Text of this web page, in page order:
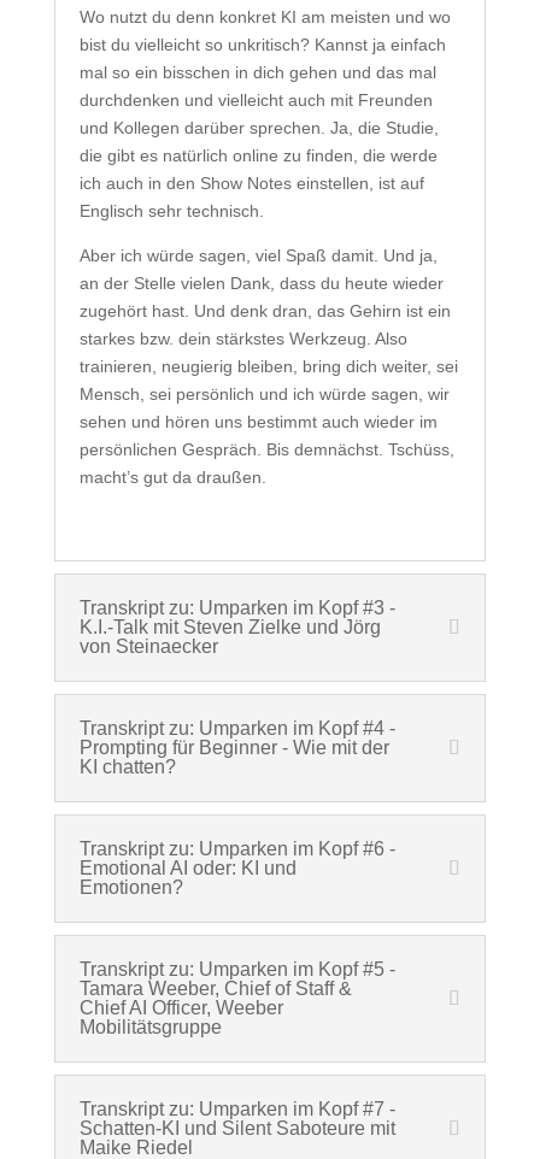
Wo nutzt du denn konkret KI am meisten und wo
bist du vielleicht so unkritisch? Kannst ja einfach
mal so ein bisschen in dich gehen und das mal
durchdenken und vielleicht auch mit Freunden
und Kollegen darüber sprechen. Ja, die Studie,
die gibt es natürlich online zu finden, die werde
ich auch in den Show Notes einstellen, ist auf
Englisch sehr technisch.
Aber ich würde sagen, viel Spaß damit. Und ja,
an der Stelle vielen Dank, dass du heute wieder
zugehört hast. Und denk dran, das Gehirn ist ein
starkes bzw. dein stärkstes Werkzeug. Also
trainieren, neugierig bleiben, bring dich weiter, sei
Mensch, sei persönlich und ich würde sagen, wir
sehen und hören uns bestimmt auch wieder im
persönlichen Gespräch. Bis demnächst. Tschüss,
macht’s gut da draußen.
Transkript zu: Umparken im Kopf #3 -
K.I.-Talk mit Steven Zielke und Jörg
von Steinaecker
Transkript zu: Umparken im Kopf #4 -
Prompting für Beginner - Wie mit der
KI chatten?
Transkript zu: Umparken im Kopf #6 -
Emotional AI oder: KI und
Emotionen?
Transkript zu: Umparken im Kopf #5 -
Tamara Weeber, Chief of Staff &
Chief AI Officer, Weeber
Mobilitätsgruppe
Transkript zu: Umparken im Kopf #7 -
Schatten-KI und Silent Saboteure mit
Maike Riedel